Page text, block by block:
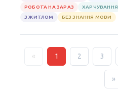
РОБОТА НА ЗАРАЗ
ХАРЧУВАННЯ
З ЖИТЛОМ
БЕЗ ЗНАННЯ МОВИ
« 1 2 3
»